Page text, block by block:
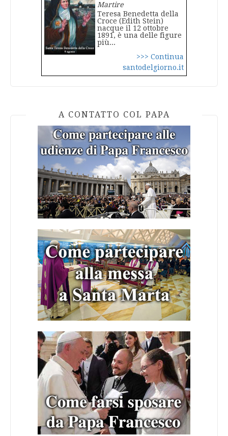
Martire
Teresa Benedetta della
Croce (Edith Stein)
nacque il 12 ottobre
1891, è una delle figure
più...
>>> Continua
santodelgiorno.it
A CONTATTO COL PAPA